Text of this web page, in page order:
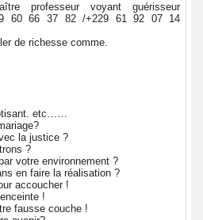
professeur voyant guérisseur
60 66 37 82 /+229 61 92 07 14
de richesse comme.
etc……
la justice ?
?
votre environnement ?
en faire la réalisation ?
accoucher !
!
fausse couche !